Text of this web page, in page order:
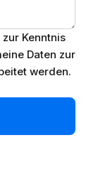
zur Kenntnis
Daten zur
werden.